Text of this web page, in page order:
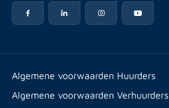
Advies
Expats
Energielabel
Reviews
Artikelen
Algemene voorwaarden Huurders
Algemene voorwaarden Verhuurders